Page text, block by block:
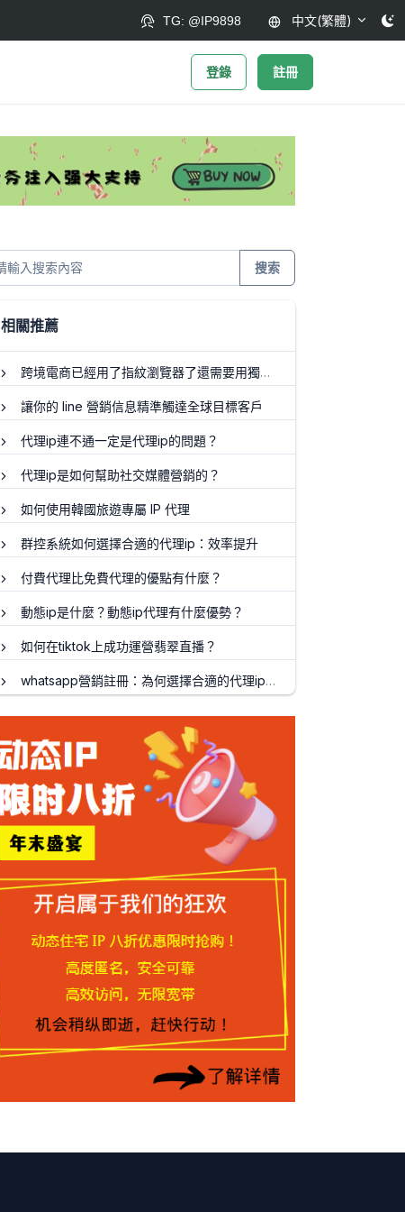
TG: @IP9898 中文(繁體)
登錄 註冊
搜索
相關推薦
跨境電商已經用了指紋瀏覽器了還需要用獨享ip嗎
讓你的 line 營銷信息精準觸達全球目標客戶
代理ip連不通一定是代理ip的問題？
代理ip是如何幫助社交媒體營銷的？
如何使用韓國旅遊專屬 IP 代理
群控系統如何選擇合適的代理ip：效率提升
付費代理比免費代理的優點有什麼？
動態ip是什麼？動態ip代理有什麼優勢？
如何在tiktok上成功運營翡翠直播？
whatsapp營銷註冊：為何選擇合適的代理ip至關重要